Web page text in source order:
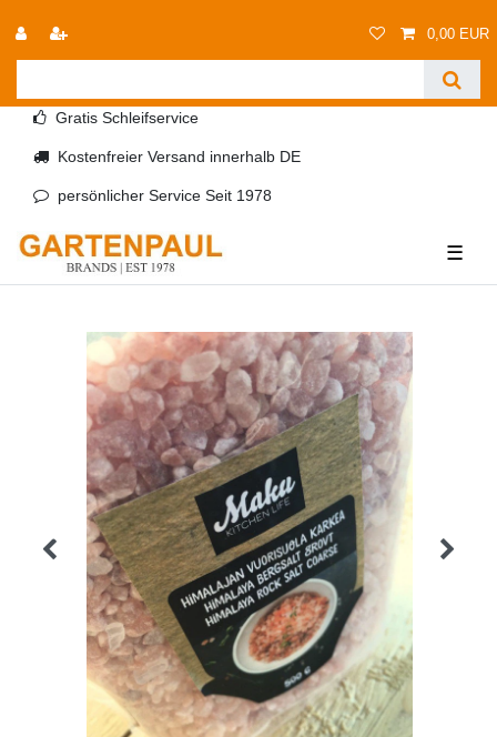
0,00 EUR
Gratis Schleifservice
Kostenfreier Versand innerhalb DE
persönlicher Service Seit 1978
☰